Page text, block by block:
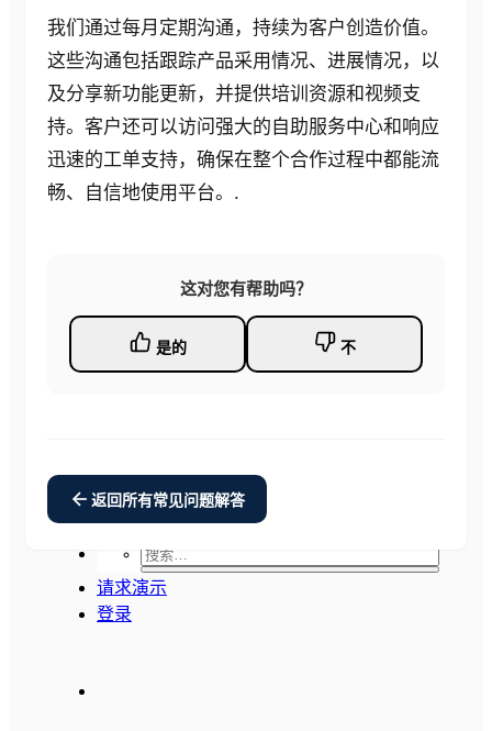
活动
报告
监管新闻
关于
关于我们
伙伴关系与整合
联系我们
简体中文
请求演示
登录
我们通过每月定期沟通，持续为客户创造价值。
这些沟通包括跟踪产品采用情况、进展情况，以
及分享新功能更新，并提供培训资源和视频支
持。客户还可以访问强大的自助服务中心和响应
迅速的工单支持，确保在整个合作过程中都能流
畅、自信地使用平台。.
这对您有帮助吗？
是的 不
返回所有常见问题解答